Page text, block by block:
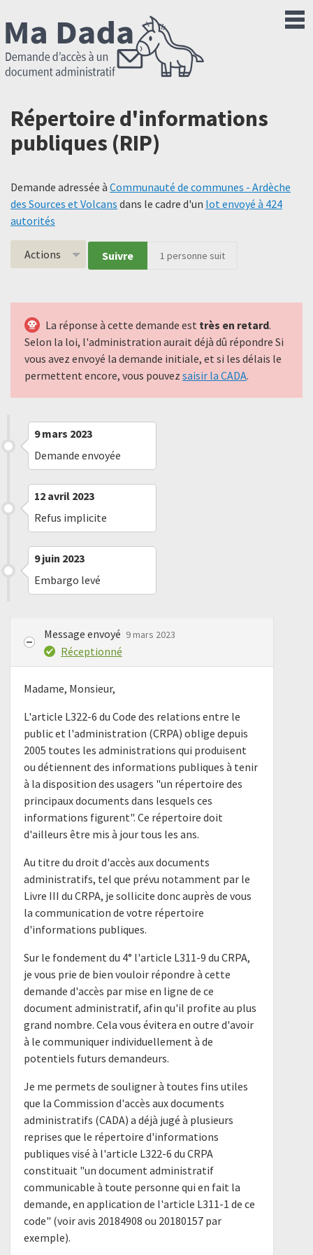
Répertoire d'informations
publiques (RIP)
Demande adressée à Communauté de communes - Ardèche
des Sources et Volcans dans le cadre d'un lot envoyé à 424
autorités
Actions Suivre 1 personne suit
La réponse à cette demande est très en retard.
Selon la loi, l'administration aurait déjà dû répondre Si
vous avez envoyé la demande initiale, et si les délais le
permettent encore, vous pouvez saisir la CADA.
9 mars 2023
Demande envoyée
12 avril 2023
Refus implicite
9 juin 2023
Embargo levé
Message envoyé 9 mars 2023
Réceptionné
Madame, Monsieur,
L'article L322-6 du Code des relations entre le
public et l'administration (CRPA) oblige depuis
2005 toutes les administrations qui produisent
ou détiennent des informations publiques à tenir
à la disposition des usagers "un répertoire des
principaux documents dans lesquels ces
informations figurent". Ce répertoire doit
d'ailleurs être mis à jour tous les ans.
Au titre du droit d'accès aux documents
administratifs, tel que prévu notamment par le
Livre III du CRPA, je sollicite donc auprès de vous
la communication de votre répertoire
d'informations publiques.
Sur le fondement du 4° l'article L311-9 du CRPA,
je vous prie de bien vouloir répondre à cette
demande d'accès par mise en ligne de ce
document administratif, afin qu'il profite au plus
grand nombre. Cela vous évitera en outre d'avoir
à le communiquer individuellement à de
potentiels futurs demandeurs.
Je me permets de souligner à toutes fins utiles
que la Commission d'accès aux documents
administratifs (CADA) a déjà jugé à plusieurs
reprises que le répertoire d'informations
publiques visé à l'article L322-6 du CRPA
constituait "un document administratif
communicable à toute personne qui en fait la
demande, en application de l'article L311-1 de ce
code" (voir avis 20184908 ou 20180157 par
exemple).